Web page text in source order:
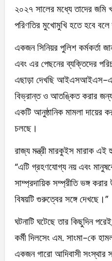
২০২৭ সালের মধ্যে তাদের জমি
পরিণতির মুখোমুখি হতে হবে
একজন সিনিয়র পুলিশ কর্মকর্তা
এবং এর পেছনের ব্যক্তিদের
এছাড়া দেখছি আইএসআইএস-
বিভ্রান্ত ও আতঙ্কিত করার
একটি আনুষ্ঠানিক মামলা দায়ের
চলছে।
রাজ্য মন্ত্রী মারকুইস মারাক এই
“এটি গ্রহণযোগ্য নয় এবং
সাম্প্রদায়িক সম্প্রীতি ভঙ্গ
বিষয়টি গুরুত্বের সঙ্গে দেখছে।”
ঘটনাটি ঘটেছে তার কিছুদিন
কর্মী দিলসেং এম. সাংমা-কে
একজন গারো আদিবাসী সংস্থার